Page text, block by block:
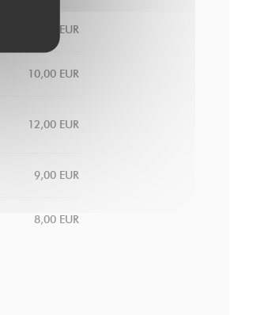
10,00 EUR
10,00 EUR
12,00 EUR
9,00 EUR
8,00 EUR